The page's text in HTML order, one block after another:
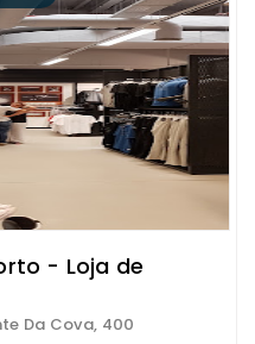
- Loja de
Da Cova, 400